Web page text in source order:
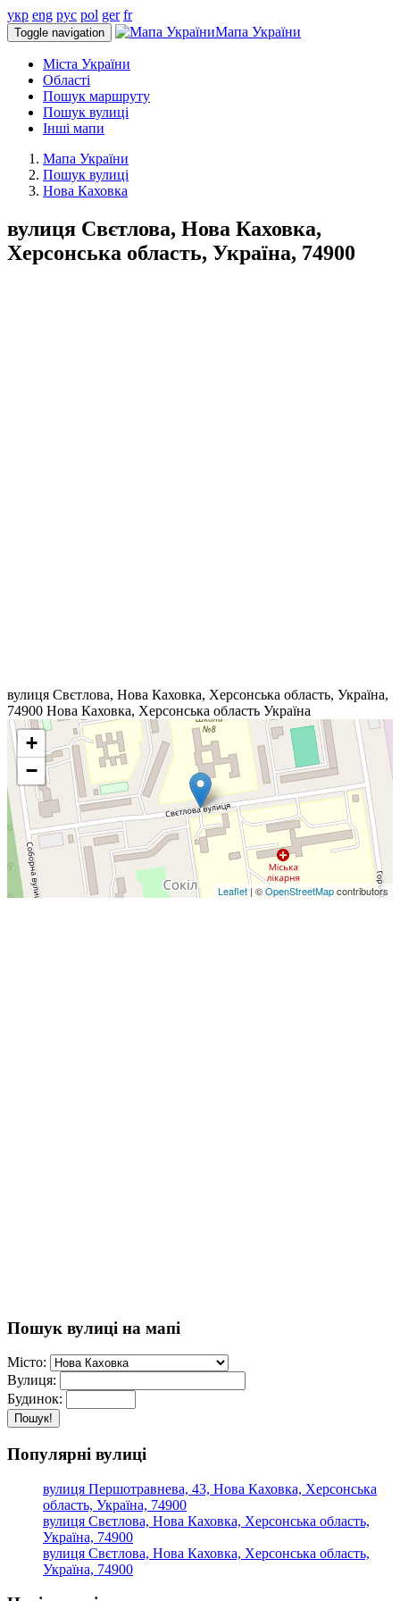
укр eng рус pol ger fr
Toggle navigation Мапа України
Міста України
Області
Пошук маршруту
Пошук вулиці
Інші мапи
Мапа України
Пошук вулиці
Нова Каховка
вулиця Свєтлова, Нова Каховка,
Херсонська область, Україна, 74900
вулиця Свєтлова, Нова Каховка, Херсонська область, Україна,
74900 Нова Каховка, Херсонська область Україна
+
−
Leaflet | ©OpenStreetMapcontributors
Пошук вулиці на мапі
Місто:
Вулиця:
Будинок:
Пошук!
Популярні вулиці
вулиця Першотравнева, 43, Нова Каховка, Херсонська
область, Україна, 74900
вулиця Свєтлова, Нова Каховка, Херсонська область,
Україна, 74900
вулиця Свєтлова, Нова Каховка, Херсонська область,
Україна, 74900